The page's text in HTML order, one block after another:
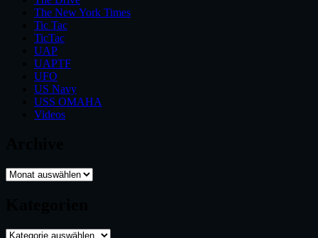
The New York Times
Tic Tac
TicTac
UAP
UAPTF
UFO
US Navy
USS OMAHA
Videos
Archive
Kategorien